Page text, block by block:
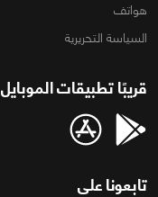
هواتف
السياسة التحريرية
قريبًا تطبيقات الموبايل
تابعونا على